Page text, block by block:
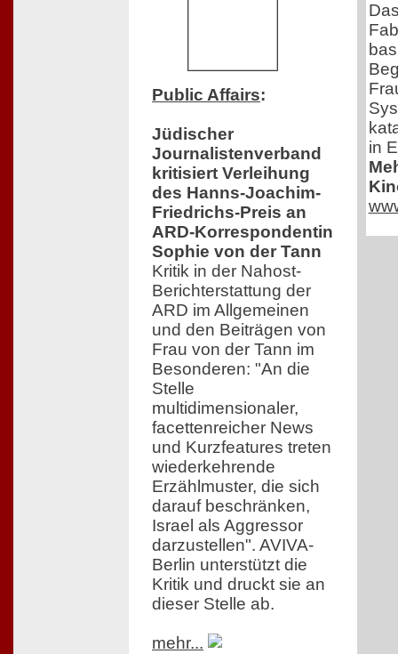
Public Affairs:
Jüdischer
Journalistenverband
kritisiert Verleihung
des Hanns-Joachim-
Friedrichs-Preis an
ARD-Korrespondentin
Sophie von der Tann
Kritik in der Nahost-
Berichterstattung der
ARD im Allgemeinen
und den Beiträgen von
Frau von der Tann im
Besonderen: "An die
Stelle
multidimensionaler,
facettenreicher News
und Kurzfeatures treten
wiederkehrende
Erzählmuster, die sich
darauf beschränken,
Israel als Aggressor
darzustellen". AVIVA-
Berlin unterstützt die
Kritik und druckt sie an
dieser Stelle ab.
mehr...
in